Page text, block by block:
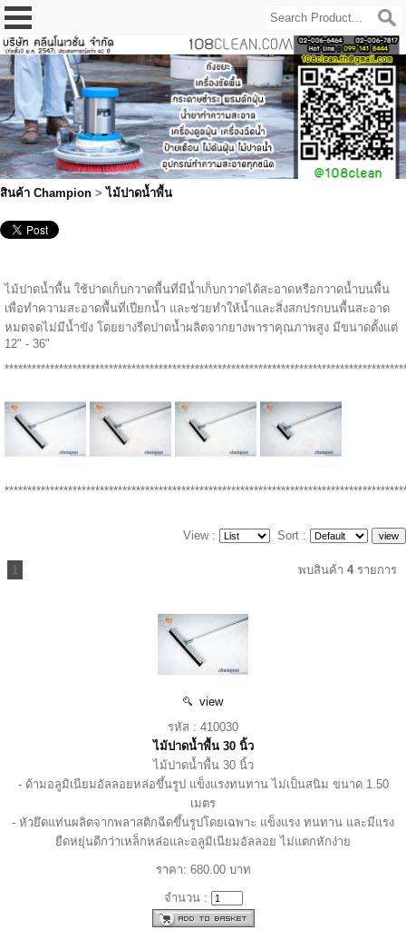
สินค้า Champion >ไม้ปาดน้ำพื้น
ไม้ปาดน้ำพื้น ใช้ปาดเก็บกวาดพื้นที่มีน้ำเก็บกวาดได้สะอาดหรือกวาดน้ำบนพื้น
เพื่อทำความสะอาดพื้นที่เปียกน้ำ และช่วยทำให้น้ำและสิ่งสกปรกบนพื้นสะอาด
หมดจดไม่มีน้ำขัง โดยยางรีดปาดน้ำผลิตจากยางพาราคุณภาพสูง มีขนาดตั้งแต่
12" - 36"
View : Sort :
1 พบสินค้า 4 รายการ
view
รหัส : 410030
ไม้ปาดน้ำพื้น 30 นิ้ว
ไม้ปาดน้ำพื้น 30 นิ้ว
- ด้ามอลูมิเนียมอัลลอยหล่อขึ้นรูป แข็งแรงทนทาน ไม่เป็นสนิม ขนาด 1.50
เมตร
- หัวยึดแท่นผลิตจากพลาสติกฉีดขึ้นรูปโดยเฉพาะ แข็งแรง ทนทาน และมีแรง
ยืดหยุ่นดีกว่าเหล็กหล่อและอลูมิเนียมอัลลอย ไม่แตกหักง่าย
ราคา: 680.00 บาท
จำนวน :